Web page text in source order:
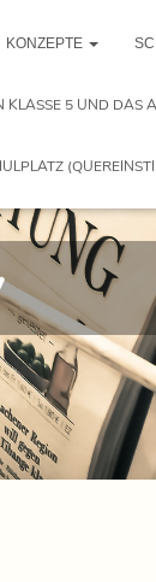
KONZEPTE
KLASSE 5 UND DAS